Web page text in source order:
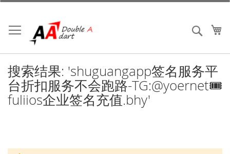
跳
内
容
搜索
搜索结果: 'shuguangapp签名服务平
台折扣服务不会跑路-TG:@yoernet🎟️
fuliios企业签名充值.bhy'